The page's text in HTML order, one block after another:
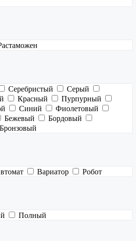
Серебристый
Серый
Красный
Пурпурный
Синий
Фиолетовый
Бежевый
Бордовый
Бронзовый
Вариатор
Робот
Полный